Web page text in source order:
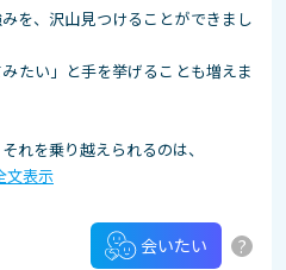
を、沢山見つけることができまし
たい」と手を挙げることも増えま
れを乗り越えられるのは、
文表示
会いたい ?